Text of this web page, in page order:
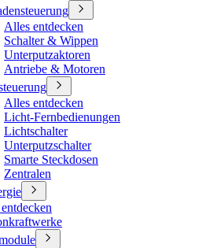
Alles entdecken
Schalter & Wippen
Unterputzaktoren
Antriebe & Motoren
Alles entdecken
Licht-Fernbedienungen
Lichtschalter
Unterputzschalter
Smarte Steckdosen
Zentralen